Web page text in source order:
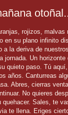
rojizos,
en su plano infinito
a la deriva de
jornada. Un
quieto paso. Tú
años. Canturreas
Abres, cierras
No quieres
Sales, te
te llena. Eriges